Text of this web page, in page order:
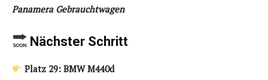
Panamera Gebrauchtwagen
Nächster Schritt
Platz 29: BMW M440d